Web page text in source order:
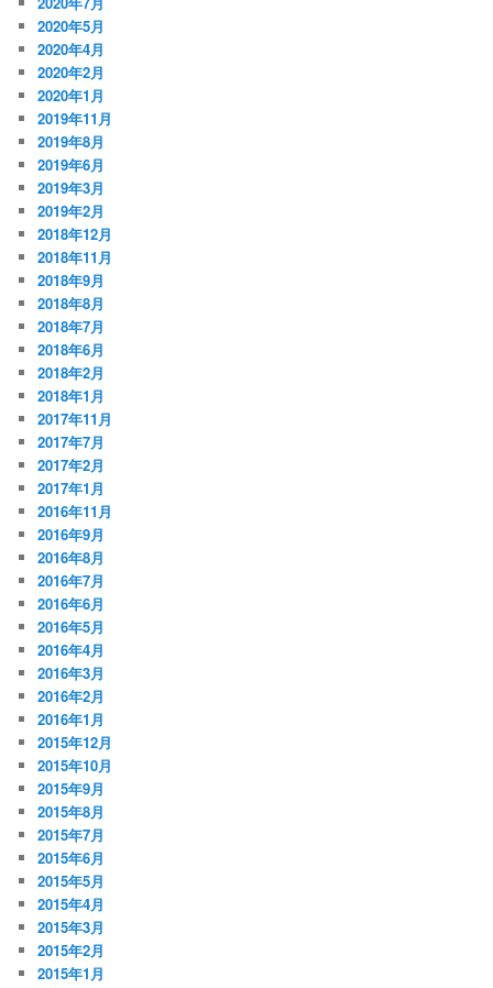
2020年5月
2020年4月
2020年2月
2020年1月
2019年11月
2019年8月
2019年6月
2019年3月
2019年2月
2018年12月
2018年11月
2018年9月
2018年8月
2018年7月
2018年6月
2018年2月
2018年1月
2017年11月
2017年7月
2017年2月
2017年1月
2016年11月
2016年9月
2016年8月
2016年7月
2016年6月
2016年5月
2016年4月
2016年3月
2016年2月
2016年1月
2015年12月
2015年10月
2015年9月
2015年8月
2015年7月
2015年6月
2015年5月
2015年4月
2015年3月
2015年2月
2015年1月